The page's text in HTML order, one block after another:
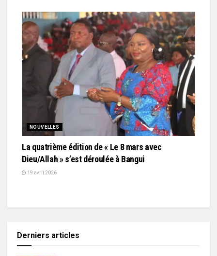
NOUVELLES
La quatrième édition de « Le 8 mars avec
Dieu/Allah » s’est déroulée à Bangui
19 avril 2026
Derniers articles